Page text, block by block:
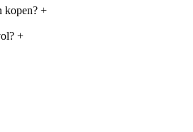
kopen? +
+